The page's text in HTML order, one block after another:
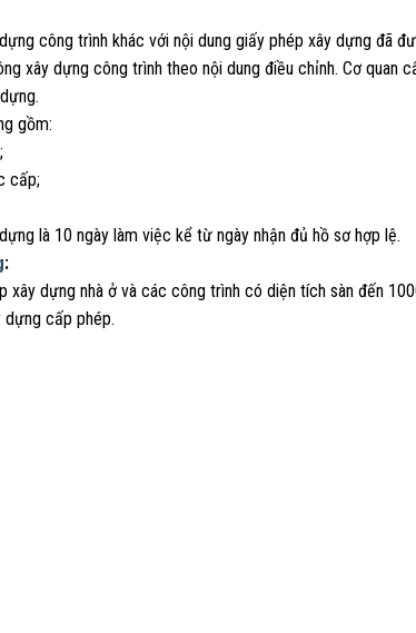
công trình khác với nội dung giấy phép xây dựng đã
xây dựng công trình theo nội dung điều chỉnh. Cơ quan
gồm:
cấp;
là 10 ngày làm việc kể từ ngày nhận đủ hồ sơ hợp lệ.
:
xây dựng nhà ở và các công trình có diện tích sàn đến
cấp phép.